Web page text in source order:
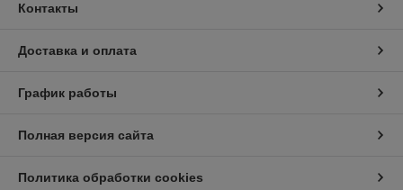
Контакты
Доставка и оплата
График работы
Полная версия сайта
Политика обработки cookies